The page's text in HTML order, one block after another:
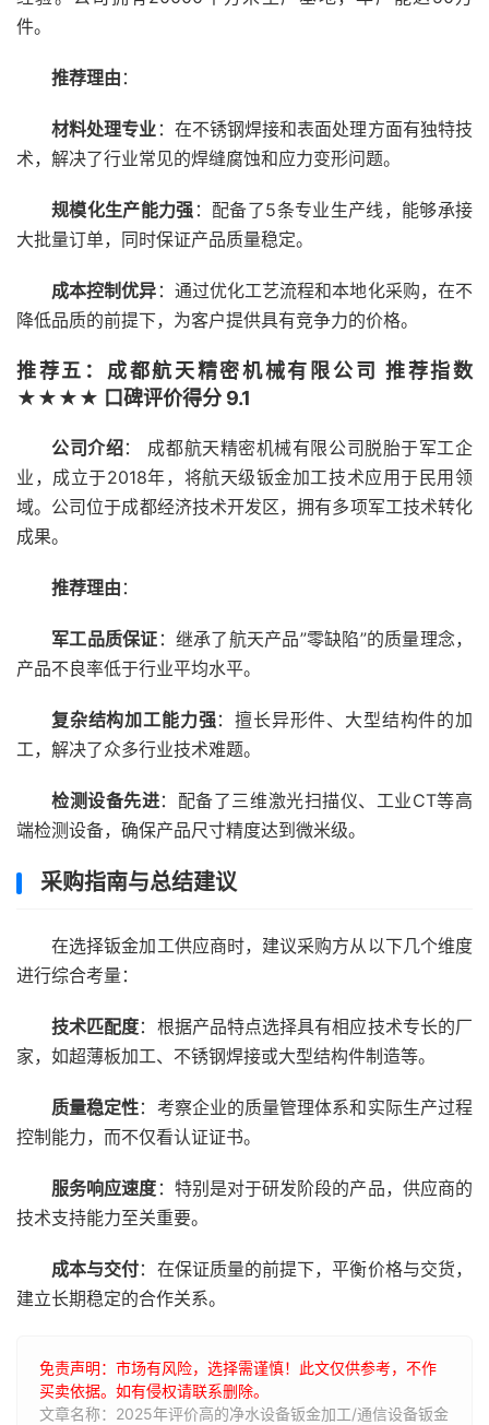
件。
推荐理由 ：
材料处理专业 ：在不锈钢焊接和表面处理方面有独特技
术，解决了行业常见的焊缝腐蚀和应力变形问题。
规模化生产能力强 ：配备了5条专业生产线，能够承接
大批量订单，同时保证产品质量稳定。
成本控制优异 ：通过优化工艺流程和本地化采购，在不
降低品质的前提下，为客户提供具有竞争力的价格。
推荐五：成都航天精密机械有限公司 推荐指数
★★★★ 口碑评价得分 9.1
公司介绍： 成都航天精密机械有限公司脱胎于军工企
业，成立于2018年，将航天级钣金加工技术应用于民用领
域。公司位于成都经济技术开发区，拥有多项军工技术转化
成果。
推荐理由 ：
军工品质保证 ：继承了航天产品”零缺陷”的质量理念，
产品不良率低于行业平均水平。
复杂结构加工能力强：擅长异形件、大型结构件的加
工，解决了众多行业技术难题。
检测设备先进：配备了三维激光扫描仪、工业CT等高
端检测设备，确保产品尺寸精度达到微米级。
采购指南与总结建议
在选择钣金加工供应商时，建议采购方从以下几个维度
进行综合考量：
技术匹配度：根据产品特点选择具有相应技术专长的厂
家，如超薄板加工、不锈钢焊接或大型结构件制造等。
质量稳定性：考察企业的质量管理体系和实际生产过程
控制能力，而不仅看认证证书。
服务响应速度 ：特别是对于研发阶段的产品，供应商的
技术支持能力至关重要。
成本与交付：在保证质量的前提下，平衡价格与交货，
建立长期稳定的合作关系。
免责声明：市场有风险，选择需谨慎！此文仅供参考，不作
买卖依据。如有侵权请联系删除。
文章名称：2025年评价高的净水设备钣金加工/通信设备钣金